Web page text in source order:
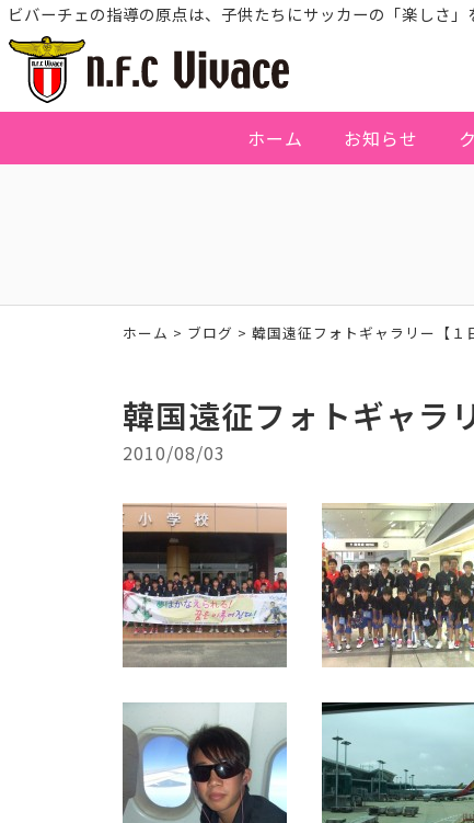
ビバーチェの指導の原点は、子供たちにサッカーの「楽しさ」
ホーム お知らせ
ホーム > ブログ > 韓国遠征フォトギャラリー【１
韓国遠征フォトギャラ
2010/08/03